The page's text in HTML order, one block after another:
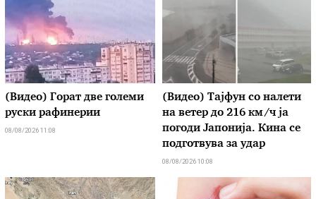
(Видео) Горат две големи
руски рафинерии
08/08/2026 11:08
(Видео) Тајфун со налети
на ветер до 216 км/ч ја
погоди Јапонија. Кина се
подготвува за удар
08/08/2026 10:08